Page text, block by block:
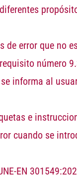
de error que
número
informa al
e
cuando se
EN